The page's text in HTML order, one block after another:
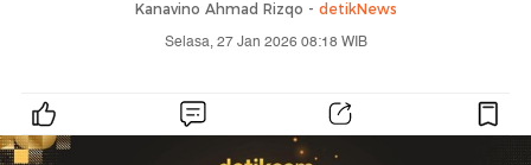
Kanavino Ahmad Rizqo - detikNews
Selasa, 27 Jan 2026 08:18 WIB